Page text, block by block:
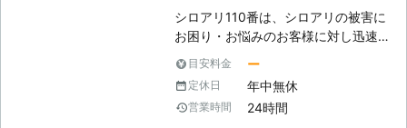
け付けます！ムカデ駆除のご依頼数は
多く、それほど多くお悩みになってい
る皆様のために、私たちエスクラスは
安心の低料金で作業を行います。今後
も害虫・害獣被害にお悩みの方に向け
て、最短即日可能な万全の体制でお伺
ンの強みは、24時間体制でタイムリ
ーに蜂の巣駆除対応をおこなっている
ので、働き蜂の動きが鈍りやすいとさ
れている日没から約2～3時間後の時
間も駆除をおこなえるというもの。
女王蜂の餌を探す働き蜂は日没から約
シロアリ110番は、シロアリの被害に
お困り・お悩みのお客様に対し迅速な
対応をさせていただいております。
シロアリは一匹でもいたら3万匹はい
ると言われています。もしも家の中や
お庭などでシロアリを見かけた際は被
目安料金 ー
定休日 年中無休
営業時間 24時間